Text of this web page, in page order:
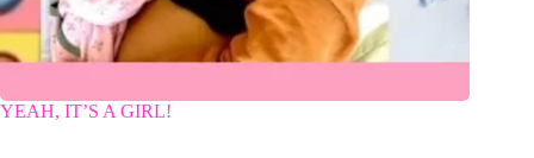
YEAH, IT’S A GIRL!